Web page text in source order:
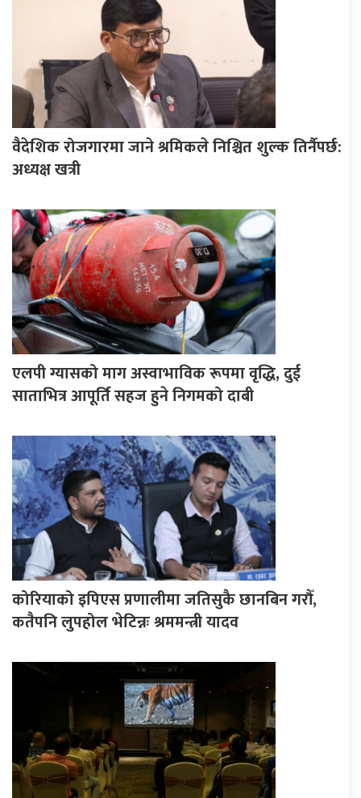
वैदेशिक रोजगारमा जाने श्रमिकले निश्चित शुल्क तिर्नैपर्छ:
अध्यक्ष खत्री
एलपी ग्यासको माग अस्वाभाविक रूपमा वृद्धि, दुई
साताभित्र आपूर्ति सहज हुने निगमको दाबी
कोरियाको इपिएस प्रणालीमा जतिसुकै छानबिन गरौँ,
कतैपनि लुपहोल भेटिन्नः श्रममन्त्री यादव